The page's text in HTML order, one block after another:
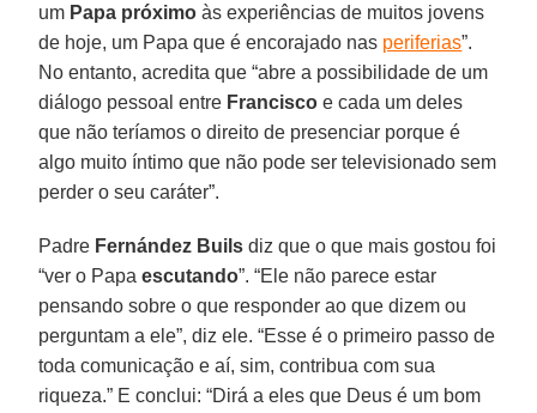
um Papa próximo às experiências de muitos jovens
de hoje, um Papa que é encorajado nas periferias”.
No entanto, acredita que “abre a possibilidade de um
diálogo pessoal entre Francisco e cada um deles
que não teríamos o direito de presenciar porque é
algo muito íntimo que não pode ser televisionado sem
perder o seu caráter”.
Padre Fernández Buils diz que o que mais gostou foi
“ver o Papaescutando”. “Ele não parece estar
pensando sobre o que responder ao que dizem ou
perguntam a ele”, diz ele. “Esse é o primeiro passo de
toda comunicação e aí, sim, contribua com sua
riqueza.” E conclui: “Dirá a eles que Deus é um bom